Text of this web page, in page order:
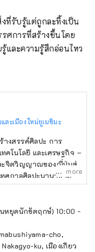
งที่รับรู้แต่ถูกละทิ้งเป็น
รศการที่สร้างขึ้นโดย
และความรู้สึกอ่อนไหว
ะเมืองใหม่ยูเมชิมะ
งสรรค์ศิลปะ การ
คโนโลยี และเศรษฐกิจ –
ะจิตวิญญาณของญี่ปุ่นสู่
ศกาลศิลปะนานาชาติ
เดียวกันหกเดือนกับงาน
ค์กรระหว่างประเทศ 7
าก้า คันไซ และทั่ว
สร้างวัฏจักรที่ดีงาม
more
หยุดนักขัตฤกษ์) 10:00 -
cho,
ku, เมืองเกียว